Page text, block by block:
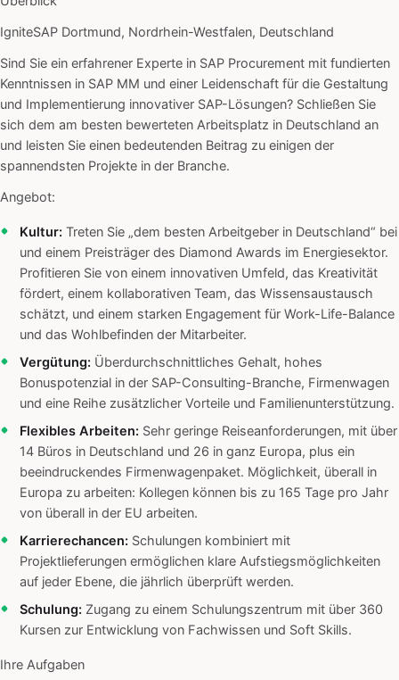
IgniteSAP Dortmund, Nordrhein-Westfalen, Deutschland
Sind Sie ein erfahrener Experte in SAP Procurement mit fundierten
Kenntnissen in SAP MM und einer Leidenschaft für die Gestaltung
und Implementierung innovativer SAP-Lösungen? Schließen Sie
sich dem am besten bewerteten Arbeitsplatz in Deutschland an
und leisten Sie einen bedeutenden Beitrag zu einigen der
spannendsten Projekte in der Branche.
Angebot:
Kultur: Treten Sie „dem besten Arbeitgeber in Deutschland“ bei
und einem Preisträger des Diamond Awards im Energiesektor.
Profitieren Sie von einem innovativen Umfeld, das Kreativität
fördert, einem kollaborativen Team, das Wissensaustausch
schätzt, und einem starken Engagement für Work-Life-Balance
und das Wohlbefinden der Mitarbeiter.
Vergütung: Überdurchschnittliches Gehalt, hohes
Bonuspotenzial in der SAP-Consulting-Branche, Firmenwagen
und eine Reihe zusätzlicher Vorteile und Familienunterstützung.
Flexibles Arbeiten: Sehr geringe Reiseanforderungen, mit über
14 Büros in Deutschland und 26 in ganz Europa, plus ein
beeindruckendes Firmenwagenpaket. Möglichkeit, überall in
Europa zu arbeiten: Kollegen können bis zu 165 Tage pro Jahr
von überall in der EU arbeiten.
Karrierechancen: Schulungen kombiniert mit
Projektlieferungen ermöglichen klare Aufstiegsmöglichkeiten
auf jeder Ebene, die jährlich überprüft werden.
Schulung: Zugang zu einem Schulungszentrum mit über 360
Kursen zur Entwicklung von Fachwissen und Soft Skills.
Ihre Aufgaben